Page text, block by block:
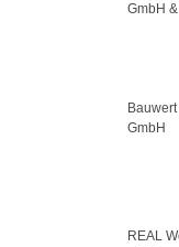
GmbH
GmbH
REAL